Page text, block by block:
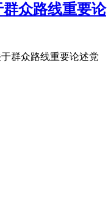
众路线重要论
群众路线重要论述党